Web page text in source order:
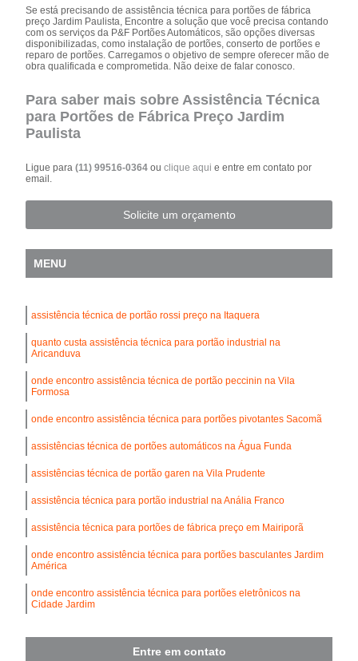
Se está precisando de assistência técnica para portões de fábrica
preço Jardim Paulista, Encontre a solução que você precisa contando
com os serviços da P&F Portões Automáticos, são opções diversas
disponibilizadas, como instalação de portões, conserto de portões e
reparo de portões. Carregamos o objetivo de sempre oferecer mão de
obra qualificada e comprometida. Não deixe de falar conosco.
Para saber mais sobre Assistência Técnica
para Portões de Fábrica Preço Jardim
Paulista
Ligue para(11) 99516-0364ouclique aqui e entre em contato por
email.
Solicite um orçamento
MENU
assistência técnica de portão rossi preço na Itaquera
quanto custa assistência técnica para portão industrial na
Aricanduva
onde encontro assistência técnica de portão peccinin na Vila
Formosa
onde encontro assistência técnica para portões pivotantes Sacomã
assistências técnica de portões automáticos na Água Funda
assistências técnica de portão garen na Vila Prudente
assistência técnica para portão industrial na Anália Franco
assistência técnica para portões de fábrica preço em Mairiporã
onde encontro assistência técnica para portões basculantes Jardim
América
onde encontro assistência técnica para portões eletrônicos na
Cidade Jardim
Entre em contato